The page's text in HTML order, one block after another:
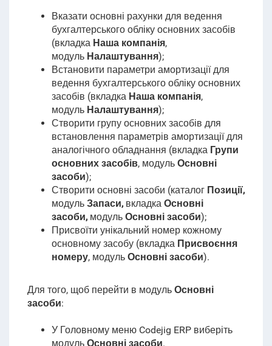
Вказати основні рахунки для ведення
бухгалтерського обліку основних засобів
(вкладкаНаша компанія,
модульНалаштування);
Встановити параметри амортизації для
ведення бухгалтерського обліку основних
засобів (вкладкаНаша компанія,
модульНалаштування);
Створити групу основних засобів для
встановлення параметрів амортизації для
аналогічного обладнання (вкладка Групи
основних засобів, модуль Основні
засоби);
Створити основні засоби (каталог Позиції,
модульЗапаси, вкладка Основні
засоби, модуль Основні засоби);
Присвоїти унікальний номер кожному
основному засобу (вкладкаПрисвоєння
номеру, модуль Основні засоби).
Для того, щоб перейти в модуль Основні
засоби:
У Головному меню Codejig ERP виберіть
модуль Основні засоби.